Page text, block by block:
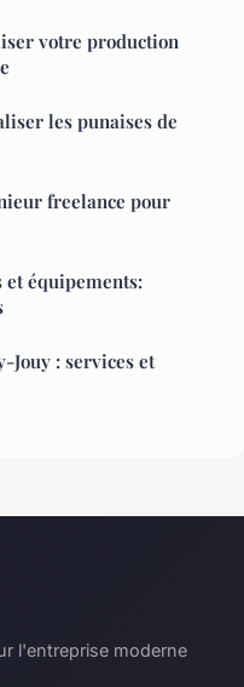
votre production
les punaises de
freelance pour
et équipements:
Jouy : services et
l'entreprise moderne